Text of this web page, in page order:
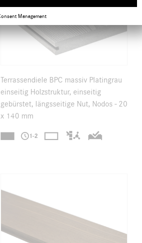
Terrassendiele BPC massiv Platingrau
einseitig Holzstruktur, einseitig
gebürstet, längsseitige Nut, Nodos - 20
x 140 mm